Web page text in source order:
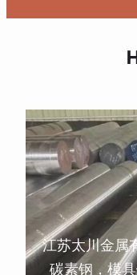
江苏太川金属
碳素钢，模